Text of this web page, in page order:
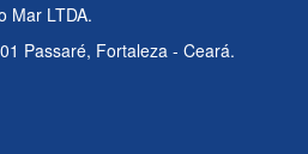
Mar LTDA.
Passaré, Fortaleza - Ceará.